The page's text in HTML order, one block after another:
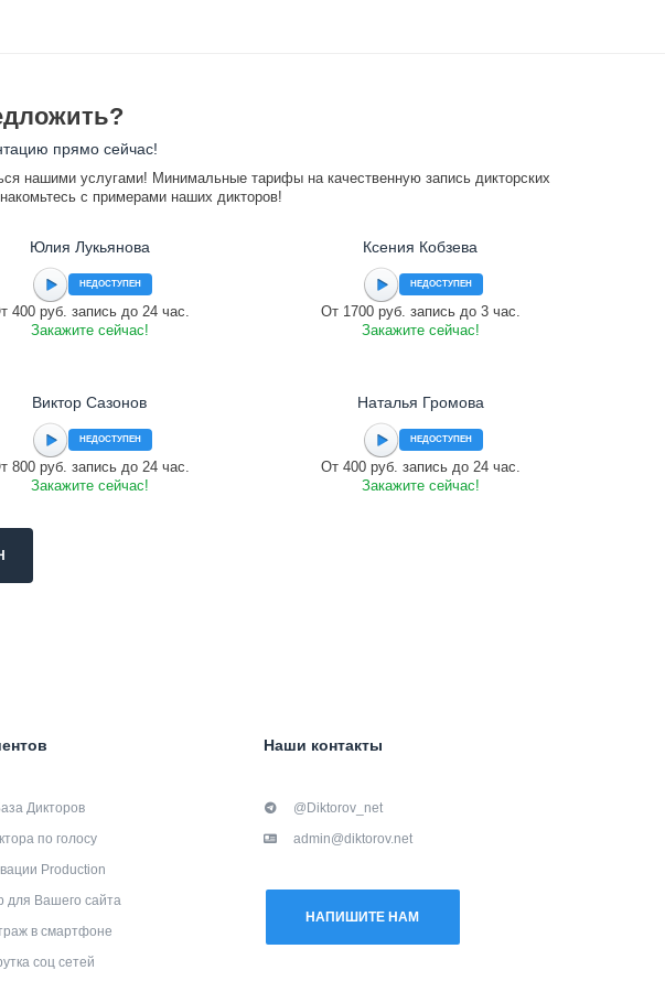
прямо сейчас!
нашими услугами! Минимальные тарифы на качественную запись дикторских
с примерами наших дикторов!
Юлия Лукьянова
НЕДОСТУПЕН
400 руб. запись до 24 час.
Закажите сейчас!
Ксения Кобзева
НЕДОСТУПЕН
От 1700 руб. запись до 3 час.
Закажите сейчас!
Виктор Сазонов
НЕДОСТУПЕН
800 руб. запись до 24 час.
Закажите сейчас!
Наталья Громова
НЕДОСТУПЕН
От 400 руб. запись до 24 час.
Закажите сейчас!
Дикторов
по голосу
Production
для Вашего сайта
в смартфоне
соц сетей
Наши контакты
@Diktorov_net
admin@diktorov.net
НАПИШИТЕ НАМ